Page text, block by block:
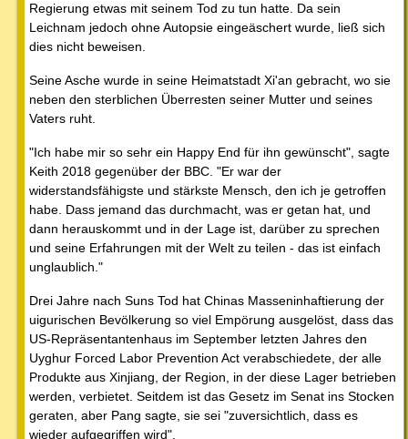
Regierung etwas mit seinem Tod zu tun hatte. Da sein
Leichnam jedoch ohne Autopsie eingeäschert wurde, ließ sich
dies nicht beweisen.
Seine Asche wurde in seine Heimatstadt Xi'an gebracht, wo sie
neben den sterblichen Überresten seiner Mutter und seines
Vaters ruht.
"Ich habe mir so sehr ein Happy End für ihn gewünscht", sagte
Keith 2018 gegenüber der BBC. "Er war der
widerstandsfähigste und stärkste Mensch, den ich je getroffen
habe. Dass jemand das durchmacht, was er getan hat, und
dann herauskommt und in der Lage ist, darüber zu sprechen
und seine Erfahrungen mit der Welt zu teilen - das ist einfach
unglaublich."
Drei Jahre nach Suns Tod hat Chinas Masseninhaftierung der
uigurischen Bevölkerung so viel Empörung ausgelöst, dass das
US-Repräsentantenhaus im September letzten Jahres den
Uyghur Forced Labor Prevention Act verabschiedete, der alle
Produkte aus Xinjiang, der Region, in der diese Lager betrieben
werden, verbietet. Seitdem ist das Gesetz im Senat ins Stocken
geraten, aber Pang sagte, sie sei "zuversichtlich, dass es
wieder aufgegriffen wird".